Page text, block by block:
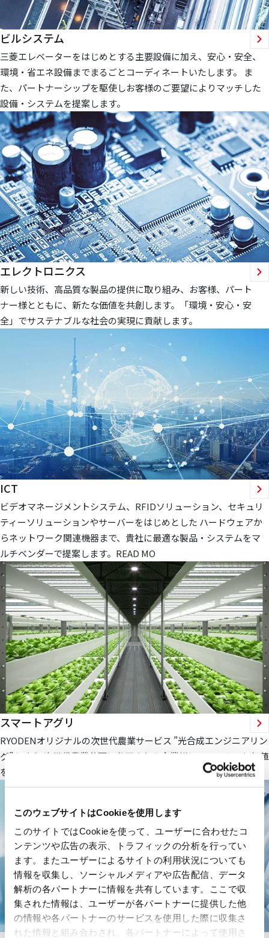
このウェブサイトはCookieを使用します
このサイトではCookieを使って、ユーザーに合わせたコ
ンテンツや広告の表示、トラフィックの分析を行ってい
ます。またユーザーによるサイトの利用状況についても
情報を収集し、ソーシャルメディアや広告配信、データ
解析の各パートナーに情報を共有しています。ここで収
集された情報は、ユーザーが各パートナーに提供した他
の情報や各パートナーのサービスを使用した際に収集さ
れた情報と組み合わされ、各パートナーによって使用さ
ビルシステム
三菱エレベーターをはじめとする主要設備に加え、安心・安全、
環境・省エネ設備までまるごとコーディネートいたします。 ま
た、パートナーシップを駆使しお客様のご要望によりマッチした
設備・システムを提案します。
エレクトロニクス
新しい技術、高品質な製品の提供に取り組み、お客様、パート
ナー様とともに、新たな価値を共創します。「環境・安心・安
全」でサステナブルな社会の実現に貢献します。
ICT
ビデオマネージメントシステム、RFIDソリューション、セキュリ
ティーソリューションやサーバーをはじめとした ハードウェアか
らネットワーク関連機器まで、貴社に最適な製品・システムをマ
ルチベンダーで提案します。READ MO
スマートアグリ
RYODENオリジナルの次世代農業サービス ”光合成エンジニアリン
グ” により 次世代農業分野に参画される企業様にフィールドと価値
を提供します。